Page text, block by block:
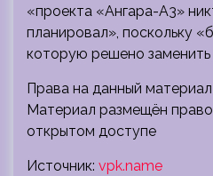
«проекта «Ангара-А3»
планировал», поскольку
которую решено
Права на данный
Материал размещён
открытом доступе
Источник: vpk.name